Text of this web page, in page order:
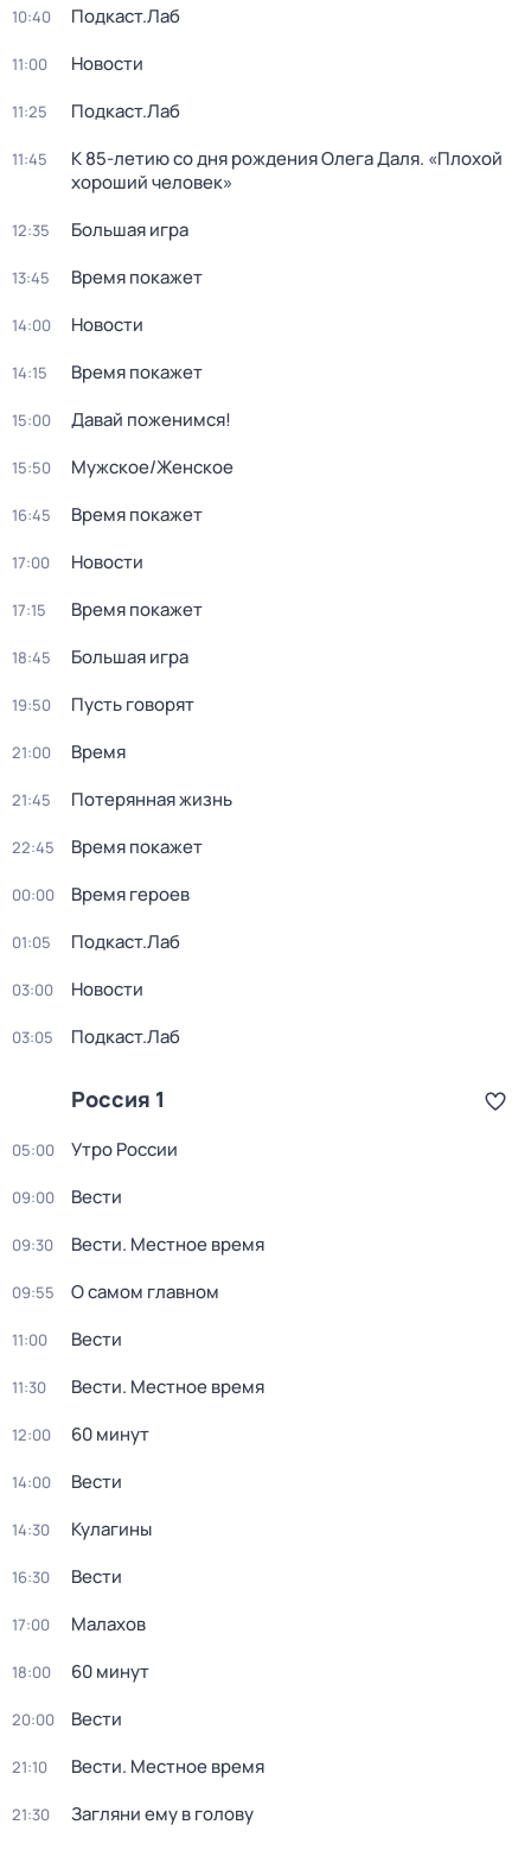
10:40 Подкаст.Лаб
11:00 Новости
11:25 Подкаст.Лаб
11:45
К 85-летию со дня рождения Олега Даля. «Плохой
хороший человек»
12:35 Большая игра
13:45 Время покажет
14:00 Новости
14:15 Время покажет
15:00 Давай поженимся!
15:50 Мужское/Женское
16:45 Время покажет
17:00 Новости
17:15 Время покажет
18:45 Большая игра
19:50 Пусть говорят
21:00 Время
21:45 Потерянная жизнь
22:45 Время покажет
00:00 Время героев
01:05 Подкаст.Лаб
03:00 Новости
03:05 Подкаст.Лаб
Россия 1
05:00 Утро России
09:00 Вести
09:30 Вести. Местное время
09:55 О самом главном
11:00 Вести
11:30 Вести. Местное время
12:00 60 минут
14:00 Вести
14:30 Кулагины
16:30 Вести
17:00 Малахов
18:00 60 минут
20:00 Вести
21:10 Вести. Местное время
21:30 Загляни ему в голову